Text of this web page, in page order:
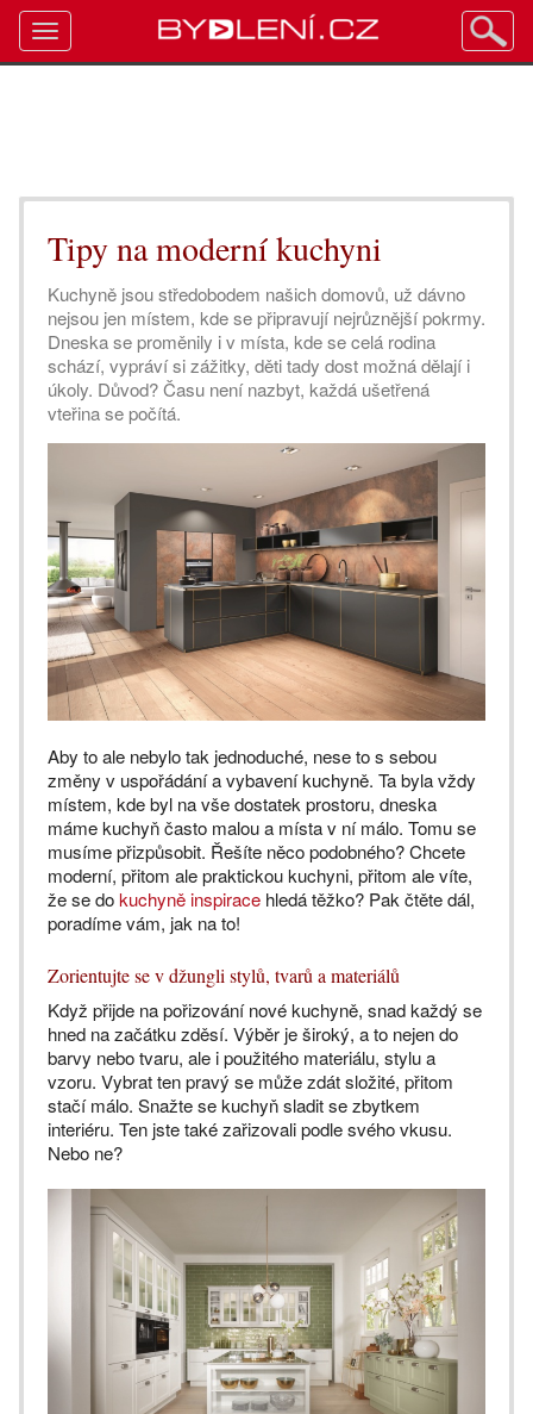
Tipy na moderní kuchyni
Kuchyně jsou středobodem našich domovů, už dávno
nejsou jen místem, kde se připravují nejrůznější pokrmy.
Dneska se proměnily i v místa, kde se celá rodina
schází, vypráví si zážitky, děti tady dost možná dělají i
úkoly. Důvod? Času není nazbyt, každá ušetřená
vteřina se počítá.
Aby to ale nebylo tak jednoduché, nese to s sebou
změny v uspořádání a vybavení kuchyně. Ta byla vždy
místem, kde byl na vše dostatek prostoru, dneska
máme kuchyň často malou a místa v ní málo. Tomu se
musíme přizpůsobit. Řešíte něco podobného? Chcete
moderní, přitom ale praktickou kuchyni, přitom ale víte,
že se dokuchyně inspirace hledá těžko? Pak čtěte dál,
poradíme vám, jak na to!
Zorientujte se v džungli stylů, tvarů a materiálů
Když přijde na pořizování nové kuchyně, snad každý se
hned na začátku zděsí. Výběr je široký, a to nejen do
barvy nebo tvaru, ale i použitého materiálu, stylu a
vzoru. Vybrat ten pravý se může zdát složité, přitom
stačí málo. Snažte se kuchyň sladit se zbytkem
interiéru. Ten jste také zařizovali podle svého vkusu.
Nebo ne?
Toggle
navigation